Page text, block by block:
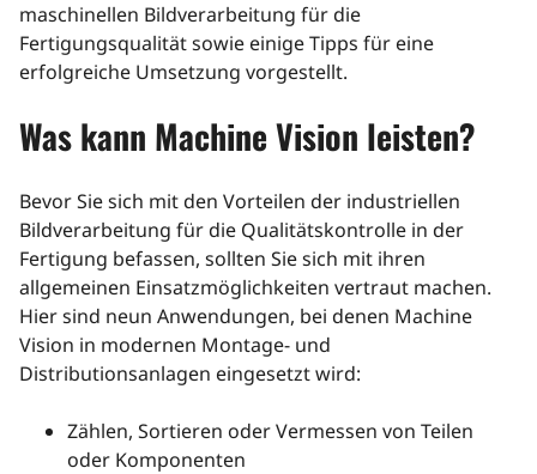
maschinellen Bildverarbeitung für die
Fertigungsqualität sowie einige Tipps für eine
erfolgreiche Umsetzung vorgestellt.
Was kann Machine Vision leisten?
Bevor Sie sich mit den Vorteilen der industriellen
Bildverarbeitung für die Qualitätskontrolle in der
Fertigung befassen, sollten Sie sich mit ihren
allgemeinen Einsatzmöglichkeiten vertraut machen.
Hier sind neun Anwendungen, bei denen Machine
Vision in modernen Montage- und
Distributionsanlagen eingesetzt wird:
Zählen, Sortieren oder Vermessen von Teilen
oder Komponenten